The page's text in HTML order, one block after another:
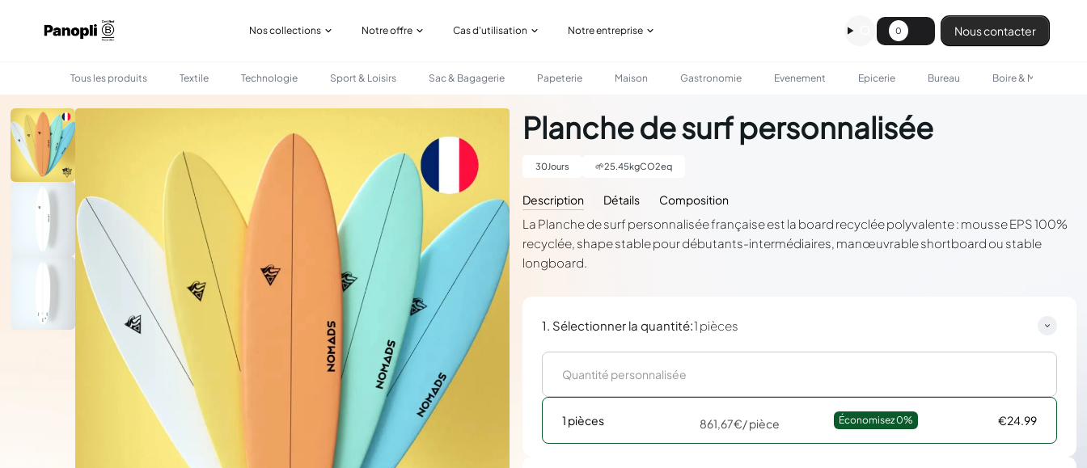
Nos collections Notre offre Cas d'utilisation Notre entreprise 0 Nous contacter
Tous les produits Textile Technologie Sport & Loisirs Sac & Bagagerie Papeterie Maison Gastronomie Evenement Epicerie Bureau Boire & Manger
SPORT & LOISIRS PLANCHE DE SURF PERSONNALISÉE
Planche de surf personnalisée
30Jours 🌱25.45kgCO2eq
Description Détails Composition
La Planche de surf personnalisée française est la board recyclée polyvalente : mousse EPS 100%
recyclée, shape stable pour débutants-intermédiaires, manœuvrable shortboard ou stable
longboard.
1. Sélectionner la quantité:1 pièces
1 pièces 861,67€/ pièce Économisez 0% €24.99